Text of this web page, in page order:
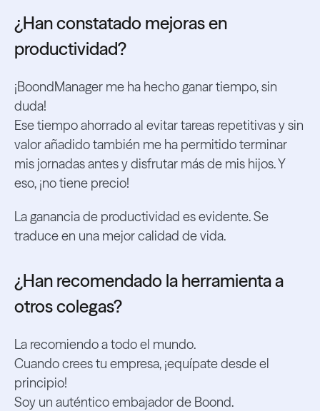
¿Han constatado mejoras en
productividad?
¡BoondManager me ha hecho ganar tiempo, sin
duda!
Ese tiempo ahorrado al evitar tareas repetitivas y sin
valor añadido también me ha permitido terminar
mis jornadas antes y disfrutar más de mis hijos. Y
eso, ¡no tiene precio!
La ganancia de productividad es evidente. Se
traduce en una mejor calidad de vida.
¿Han recomendado la herramienta a
otros colegas?
La recomiendo a todo el mundo.
Cuando crees tu empresa, ¡equípate desde el
principio!
Soy un auténtico embajador de Boond.